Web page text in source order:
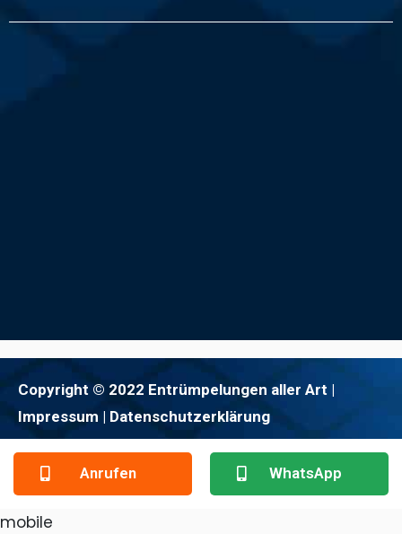
Copyright © 2022 Entrümpelungen aller Art |
Impressum | Datenschutzerklärung
Anrufen WhatsApp